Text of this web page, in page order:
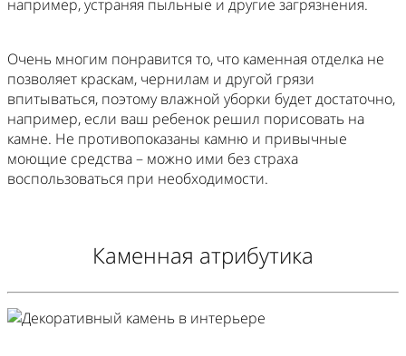
например, устраняя пыльные и другие загрязнения.
Очень многим понравится то, что каменная отделка не
позволяет краскам, чернилам и другой грязи
впитываться, поэтому влажной уборки будет достаточно,
например, если ваш ребенок решил порисовать на
камне. Не противопоказаны камню и привычные
моющие средства – можно ими без страха
воспользоваться при необходимости.
Каменная атрибутика